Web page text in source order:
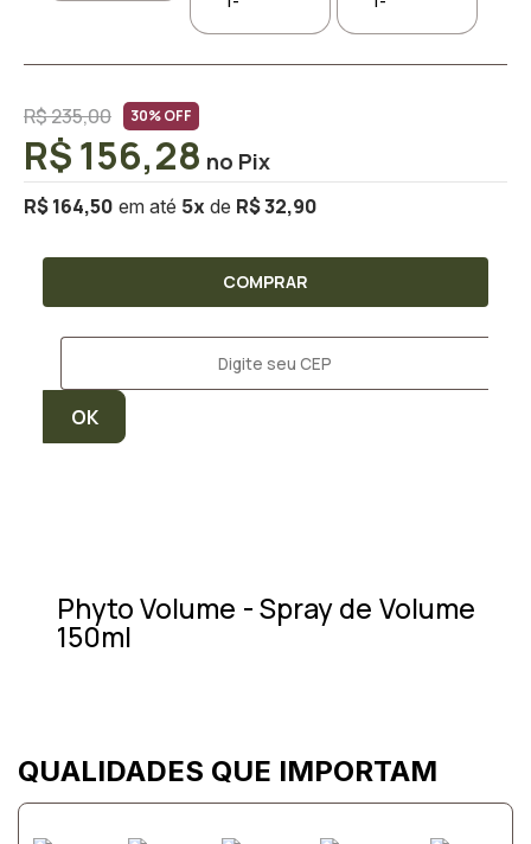
R$ 235,00 30% OFF
R$ 164,50 5x R$ 32,90
R$ 156,28
COMPRAR
Phyto Volume - Spray de Volume
150ml
QUALIDADES QUE IMPORTAM